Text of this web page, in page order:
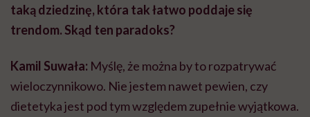
taką dziedzinę, która tak łatwo poddaje się
trendom. Skąd ten paradoks?
Kamil Suwała: Myślę, że można by to rozpatrywać
wieloczynnikowo. Nie jestem nawet pewien, czy
dietetyka jest pod tym względem zupełnie wyjątkowa.